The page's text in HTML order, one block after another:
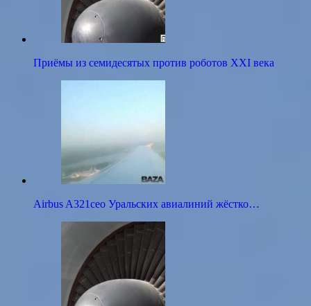
Приёмы из семидесятых против роботов XXI века
Airbus A321ceo Уральских авиалиний жёстко…